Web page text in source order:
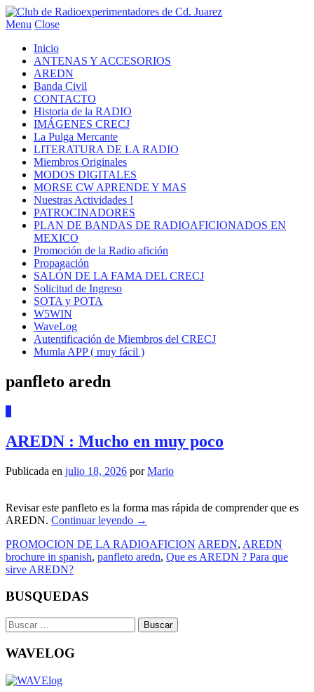
Menu Close
Inicio
ANTENAS Y ACCESORIOS
AREDN
Banda Civil
CONTACTO
Historia de la RADIO
IMÁGENES CRECJ
La Pulga Mercante
LITERATURA DE LA RADIO
Miembros Originales
MODOS DIGITALES
MORSE CW APRENDE Y MAS
Nuestras Actividades !
PATROCINADORES
PLAN DE BANDAS DE RADIOAFICIONADOS EN
MEXICO
Promoción de la Radio afición
Propagación
SALÓN DE LA FAMA DEL CRECJ
Solicitud de Ingreso
SOTA y POTA
W5WIN
WaveLog
Autentificación de Miembros del CRECJ
Mumla APP ( muy fácil )
panfleto aredn
AREDN : Mucho en muy poco
Publicada en julio 18, 2026 porMario
Revisar este panfleto es la forma mas rápida de comprender que es
AREDN. Continuar leyendo →
PROMOCION DE LA RADIOAFICION AREDN, AREDN
brochure in spanish, panfleto aredn, Que es AREDN ? Para que
sirve AREDN?
BUSQUEDAS
Buscar:
WAVELOG